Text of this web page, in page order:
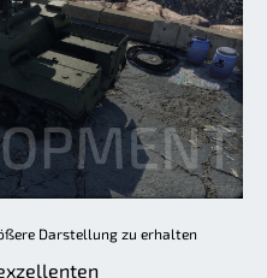
Darstellung zu erhalten